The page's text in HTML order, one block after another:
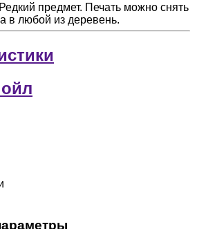
предмет. Печать можно снять
в любой из деревень.